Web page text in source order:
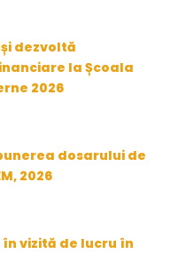
dezvoltă
la Școala
2026
dosarului de
2026
în vizită de lucru în